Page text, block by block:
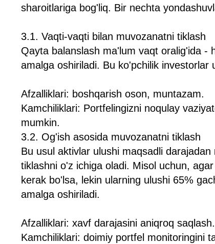
sharoitlariga bog'liq. Bir nechta
3.1. Vaqti-vaqti bilan muvozanatni tiklash
Qayta balanslash ma'lum vaqt oralig'ida -
amalga oshiriladi. Bu ko'pchilik
Afzalliklari: boshqarish oson, muntazam.
Kamchiliklari: Portfelingizni noqulay
mumkin.
3.2. Og'ish asosida muvozanatni tiklash
Bu usul aktivlar ulushi maqsadli
tiklashni o'z ichiga oladi. Misol uchun,
kerak bo'lsa, lekin ularning ulushi 65%
amalga oshiriladi.
Afzalliklari: xavf darajasini aniqroq saqlash.
Kamchiliklari: doimiy portfel monitoringini